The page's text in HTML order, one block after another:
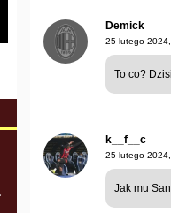
Demick
25 lutego
To co?
k__f__c
25 lutego
Jak mu